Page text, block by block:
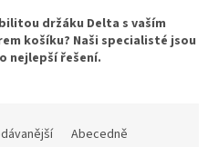
držáku Delta s vaším
košíku? Naši specialisté jsou
nejlepší řešení.
Abecedně